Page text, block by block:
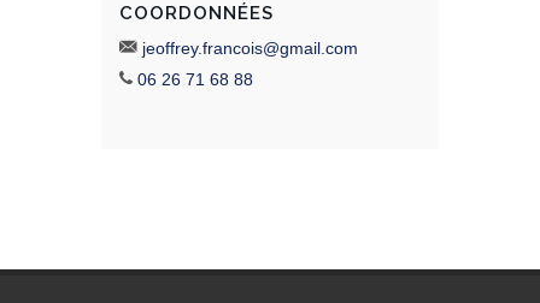
COORDONNÉES
jeoffrey.francois@gmail.com
06 26 71 68 88